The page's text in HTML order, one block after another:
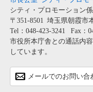
シティ・プロモーション係
〒351-8501 埼玉県朝霞市
Tel：048-423-3241
Fax：
市役所本庁舎との通話内
しています。
メールでのお問い合